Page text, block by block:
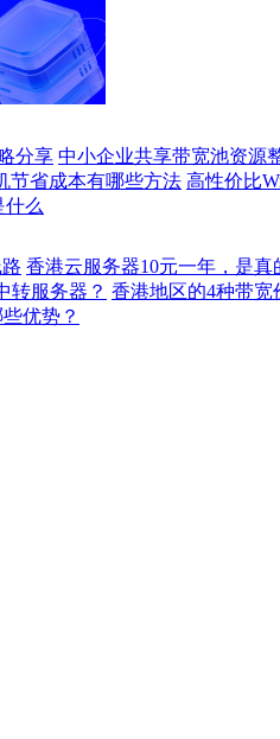
分享 中小企业共享带宽池资源
节省成本有哪些方法 高性价比
什么
香港云服务器10元一年，是真
转服务器？ 香港地区的4种带
优势？